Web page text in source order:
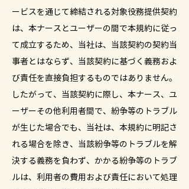
ービスを通じて締結される対象役務提供契約
は、本ナースとユーザーの間で本規約に従っ
て成立するため、当社は、当該契約の契約当
事者とはならず、当該契約に基づく義務およ
び責任を直接負担するものではありません。
したがって、当該契約に際し、本ナース、ユ
ーザーその他利用者間で、紛争等のトラブル
が生じた場合でも、当社は、本規約に明記さ
れる場合を除き、当該紛争等のトラブルを解
決する義務を負わず、かかる紛争等のトラブ
ルは、利用者の費用および責任において処理